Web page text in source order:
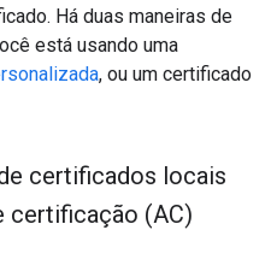
Há duas maneiras de
está usando uma
, ou um certificado
certificados locais
certificação (AC)